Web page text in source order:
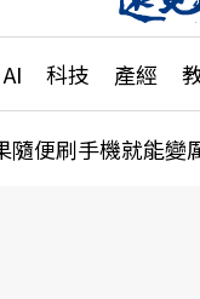
AI 科技 產經
國際
大學
縣
隨便刷手機就能變